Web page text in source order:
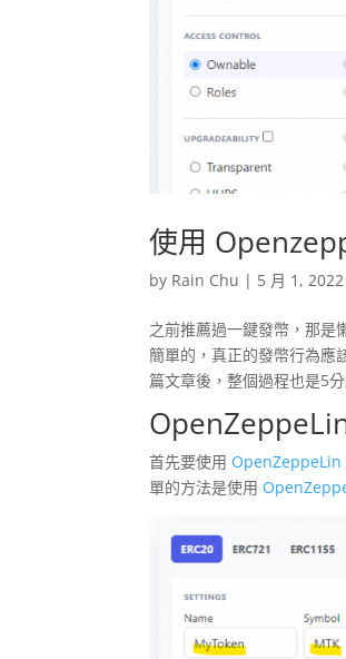
使用
by Rain Chu | 5 月 1, 2022
之前推薦過一鍵發幣，那是
簡單的，真正的發幣行為應
篇文章後，整個過程也是5
首先要使用 OpenZeppeLin
單的方法是使用